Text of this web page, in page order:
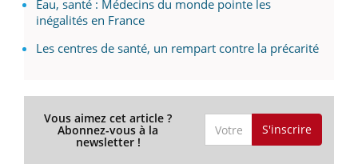
Eau, santé : Médecins du monde pointe les
inégalités en France
Les centres de santé, un rempart contre la précarité
Vous aimez cet article ?
Abonnez-vous à la
newsletter !
S'inscrire